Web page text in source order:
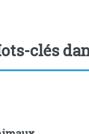
clés